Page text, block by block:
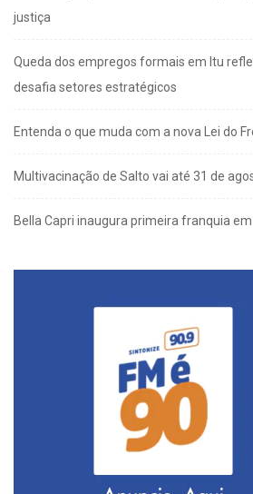
justiça
Queda dos empregos formais em Itu
desafia setores estratégicos
Entenda o que muda com a nova Lei do
Multivacinação de Salto vai até 31 de
Bella Capri inaugura primeira franquia